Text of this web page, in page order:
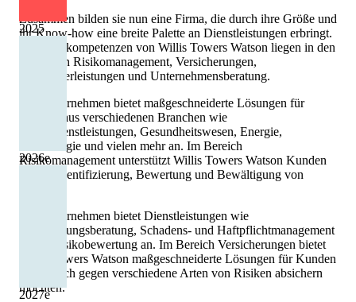
2025
2026e
2027e
Zusammen bilden sie nun eine Firma, die durch ihre Größe und
ihr Know-how eine breite Palette an Dienstleistungen erbringt.
Die Kernkompetenzen von Willis Towers Watson liegen in den
Bereichen Risikomanagement, Versicherungen,
Mitarbeiterleistungen und Unternehmensberatung.
Das Unternehmen bietet maßgeschneiderte Lösungen für
Kunden aus verschiedenen Branchen wie
Finanzdienstleistungen, Gesundheitswesen, Energie,
Technologie und vielen mehr an. Im Bereich
Risikomanagement unterstützt Willis Towers Watson Kunden
bei der Identifizierung, Bewertung und Bewältigung von
Das Unternehmen bietet Dienstleistungen wie
Versicherungsberatung, Schadens- und Haftpflichtmanagement
sowie Risikobewertung an. Im Bereich Versicherungen bietet
Willis Towers Watson maßgeschneiderte Lösungen für Kunden
an, die sich gegen verschiedene Arten von Risiken absichern
möchten.